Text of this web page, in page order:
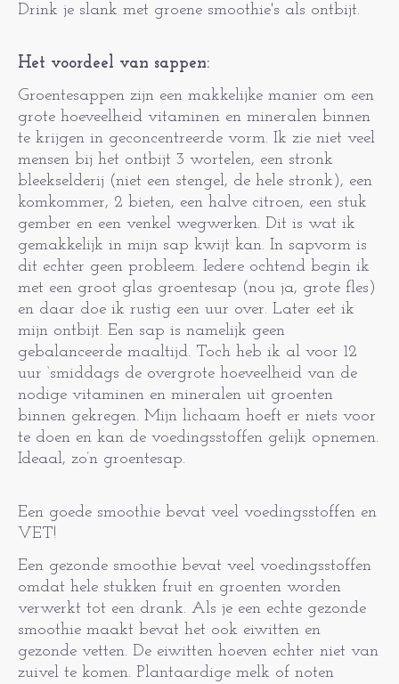
Drink je slank met groene smoothie's als ontbijt.
Het voordeel van sappen:
Groentesappen zijn een makkelijke manier om een
grote hoeveelheid vitaminen en mineralen binnen
te krijgen in geconcentreerde vorm. Ik zie niet veel
mensen bij het ontbijt 3 wortelen, een stronk
bleekselderij (niet een stengel, de hele stronk), een
komkommer, 2 bieten, een halve citroen, een stuk
gember en een venkel wegwerken. Dit is wat ik
gemakkelijk in mijn sap kwijt kan. In sapvorm is
dit echter geen probleem. Iedere ochtend begin ik
met een groot glas groentesap (nou ja, grote fles)
en daar doe ik rustig een uur over. Later eet ik
mijn ontbijt. Een sap is namelijk geen
gebalanceerde maaltijd. Toch heb ik al voor 12
uur ‘smiddags de overgrote hoeveelheid van de
nodige vitaminen en mineralen uit groenten
binnen gekregen. Mijn lichaam hoeft er niets voor
te doen en kan de voedingsstoffen gelijk opnemen.
Ideaal, zo’n groentesap.
Een goede smoothie bevat veel voedingsstoffen en
VET!
Een gezonde smoothie bevat veel voedingsstoffen
omdat hele stukken fruit en groenten worden
verwerkt tot een drank. Als je een echte gezonde
smoothie maakt bevat het ook eiwitten en
gezonde vetten. De eiwitten hoeven echter niet van
zuivel te komen. Plantaardige melk of noten